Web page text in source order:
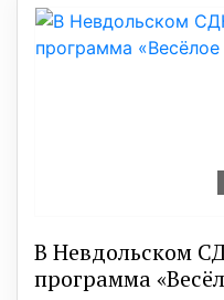
В Невдольском
программа